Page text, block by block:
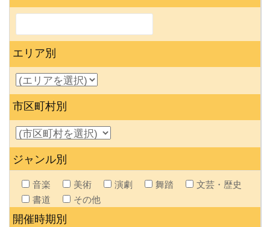
エリア別
市区町村別
ジャンル別
音楽 美術 演劇 舞踏
文芸・歴史
書道
その他
開催時期別